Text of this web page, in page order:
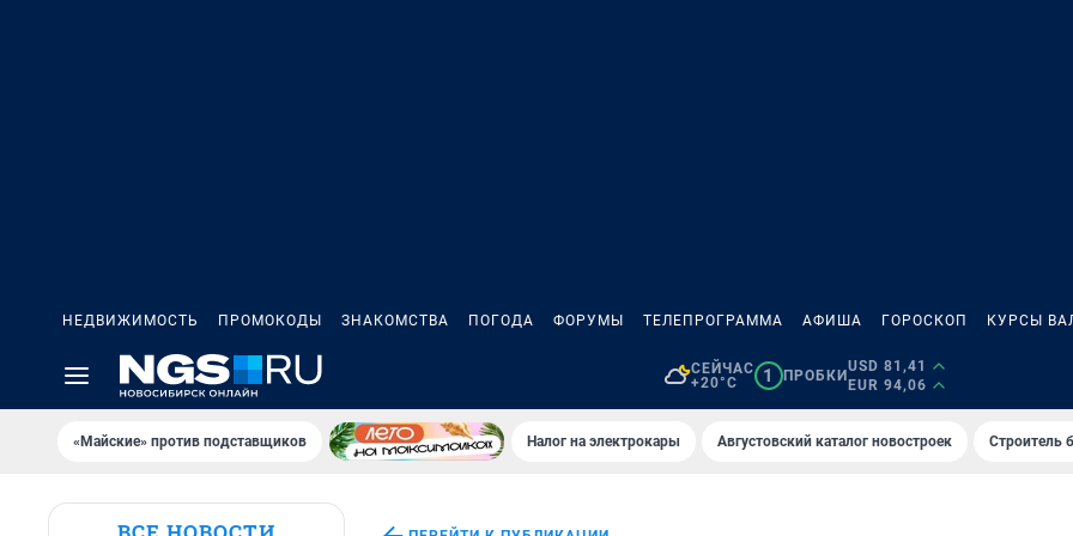
НЕДВИЖИМОСТЬ ПРОМОКОДЫ ЗНАКОМСТВА ПОГОДА ФОРУМЫ ТЕЛЕПРОГРАММА АФИША ГОРОСКОП КУРСЫ
СЕЙЧАС
+20°C
1 ПРОБКИ
USD 81,41
EUR 94,06
«Майские» против подставщиков Налог на электрокары Августовский каталог новостроек Строитель